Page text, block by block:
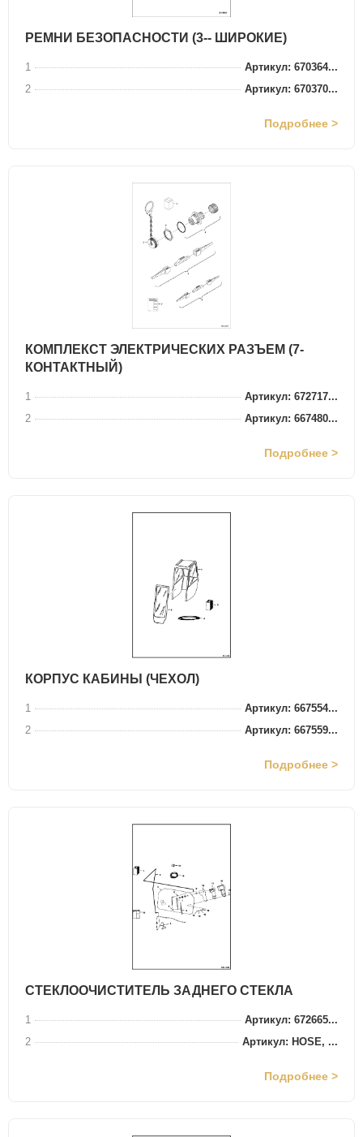
РЕМНИ БЕЗОПАСНОСТИ (3-- ШИРОКИЕ)
1
Артикул: 670364...
2
Артикул: 670370...
Подробнее >
КОМПЛЕКСТ ЭЛЕКТРИЧЕСКИХ РАЗЪЕМ (7-
КОНТАКТНЫЙ)
1
Артикул: 672717...
2
Артикул: 667480...
Подробнее >
КОРПУС КАБИНЫ (ЧЕХОЛ)
1
Артикул: 667554...
2
Артикул: 667559...
Подробнее >
СТЕКЛООЧИСТИТЕЛЬ ЗАДНЕГО СТЕКЛА
1
Артикул: 672665...
2
Артикул: HOSE, ...
Подробнее >